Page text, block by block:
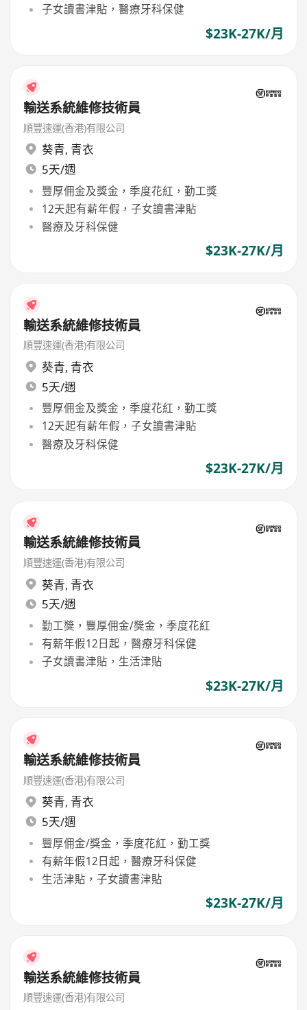
子女讀書津貼，醫療牙科保健
$23K-27K/月
輸送系統維修技術員
順豐速運(香港)有限公司
葵青, 青衣
5天/週
豐厚佣金及獎金，季度花紅，勤工獎
12天起有薪年假，子女讀書津貼
醫療及牙科保健
$23K-27K/月
輸送系統維修技術員
順豐速運(香港)有限公司
葵青, 青衣
5天/週
豐厚佣金及獎金，季度花紅，勤工獎
12天起有薪年假，子女讀書津貼
醫療及牙科保健
$23K-27K/月
輸送系統維修技術員
順豐速運(香港)有限公司
葵青, 青衣
5天/週
勤工獎，豐厚佣金/獎金，季度花紅
有薪年假12日起，醫療牙科保健
子女讀書津貼，生活津貼
$23K-27K/月
輸送系統維修技術員
順豐速運(香港)有限公司
葵青, 青衣
5天/週
豐厚佣金/獎金，季度花紅，勤工獎
有薪年假12日起，醫療牙科保健
生活津貼，子女讀書津貼
$23K-27K/月
輸送系統維修技術員
順豐速運(香港)有限公司